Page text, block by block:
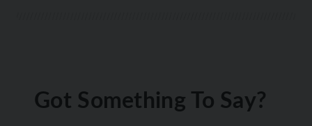
Got Something To Say?